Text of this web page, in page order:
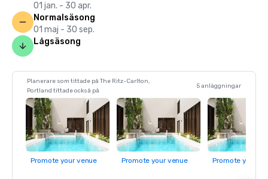
01 jan. - 30 apr.
Normalsäsong
01 maj - 30 sep.
Lågsäsong
Planerare som tittade på The Ritz-Carlton,
Portland tittade också på
5 anläggningar
Promote your venue Promote your venue Promote your